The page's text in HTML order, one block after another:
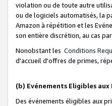
violation ou de toute autre
ou de logiciels automatisés, la
Amazon à répétition et les
son entière discrétion, au cas
Nonobstant les Conditions
d'accueil d'offres de primes,
(b) Evénements Eligibles aux
Des événements éligibles aux